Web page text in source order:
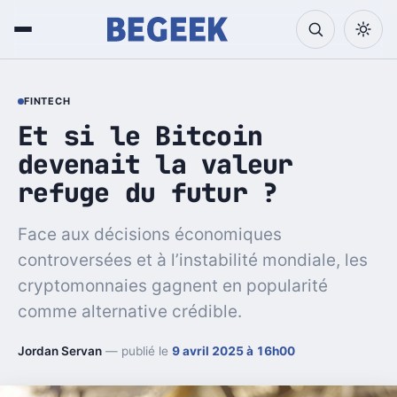
FINTECH
Et si le Bitcoin
devenait la valeur
refuge du futur ?
Face aux décisions économiques
controversées et à l’instabilité mondiale, les
cryptomonnaies gagnent en popularité
comme alternative crédible.
Jordan Servan — publié le 9 avril 2025 à 16h00